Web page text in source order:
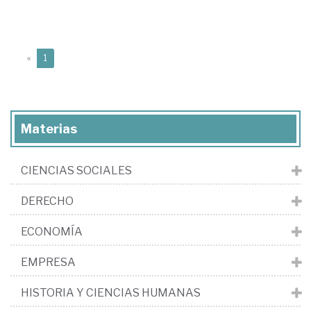
« 1
Materias
CIENCIAS SOCIALES
DERECHO
ECONOMÍA
EMPRESA
HISTORIA Y CIENCIAS HUMANAS